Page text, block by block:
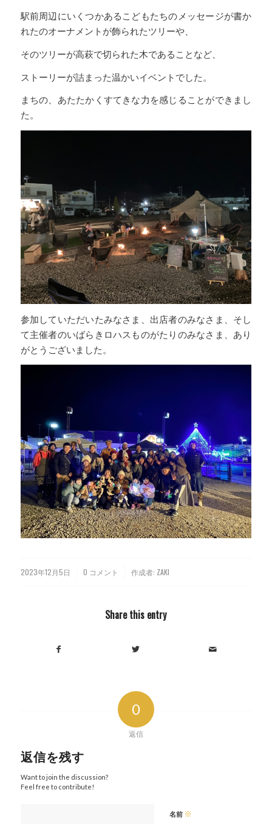
駅前周辺にいくつかあるこどもたちのメッセージが書か
れたのオーナメントが飾られたツリーや、
そのツリーが高萩で切られた木であることなど、
ストーリーが詰まった温かいイベントでした。
まちの、あたたかくすてきな力を感じることができまし
た。
参加していただいたみなさま、出店者のみなさま、そし
て主催者のいばらきロハスものがたりのみなさま、あり
がとうございました。
2023年12月5日 0 コメント
/ 作成者: ZAKI
Share this entry
0
返信
返信を残す
Want to join the discussion?
Feel free to contribute!
名前 ※